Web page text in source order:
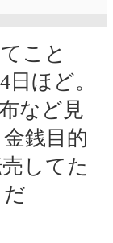
こと
ほど。
など見
銭目的
してた